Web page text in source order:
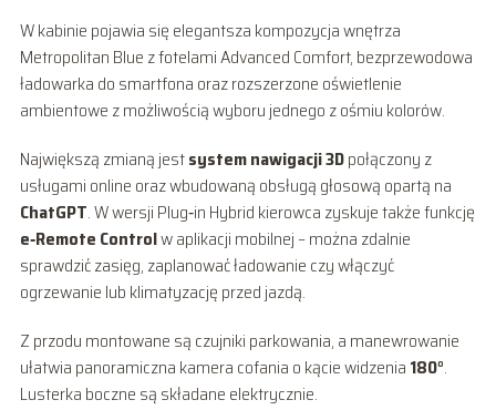
W kabinie pojawia się elegantsza kompozycja wnętrza
Metropolitan Blue z fotelami Advanced Comfort, bezprzewodowa
ładowarka do smartfona oraz rozszerzone oświetlenie
ambientowe z możliwością wyboru jednego z ośmiu kolorów.
Największą zmianą jestsystem nawigacji 3Dpołączony z
usługami online oraz wbudowaną obsługą głosową opartą na
ChatGPT. W wersji Plug‑in Hybrid kierowca zyskuje także funkcję
e‑Remote Controlw aplikacji mobilnej – można zdalnie
sprawdzić zasięg, zaplanować ładowanie czy włączyć
ogrzewanie lub klimatyzację przed jazdą.
Z przodu montowane są czujniki parkowania, a manewrowanie
ułatwia panoramiczna kamera cofania o kącie widzenia 180°.
Lusterka boczne są składane elektrycznie.